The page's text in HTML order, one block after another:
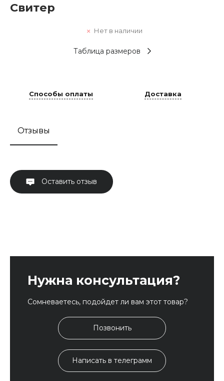
Свитер
Нет в наличии
Таблица размеров
Способы оплаты Доставка
Отзывы
Оставить отзыв
Нужна консультация?
Сомневаетесь, подойдет ли вам этот товар?
Позвонить
Написать в телеграмм